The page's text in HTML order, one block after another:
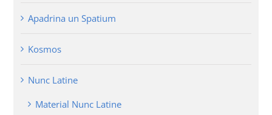
Apadrina un Spatium
Kosmos
Nunc Latine
Material Nunc Latine